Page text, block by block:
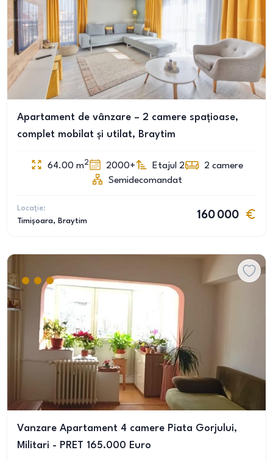
Apartament de vânzare – 2 camere spațioase,
complet mobilat și utilat, Braytim
64.00 m2 2000+ Etajul 2 2 camere
Semidecomandat
Locație:
Timișoara, Braytim
160 000
Vanzare Apartament 4 camere Piata Gorjului,
Militari - PRET 165.000 Euro